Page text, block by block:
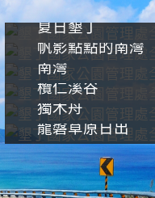
夏日墾丁
帆影點點的南灣
南灣
欖仁溪谷
獨木舟
龍磐草原日出